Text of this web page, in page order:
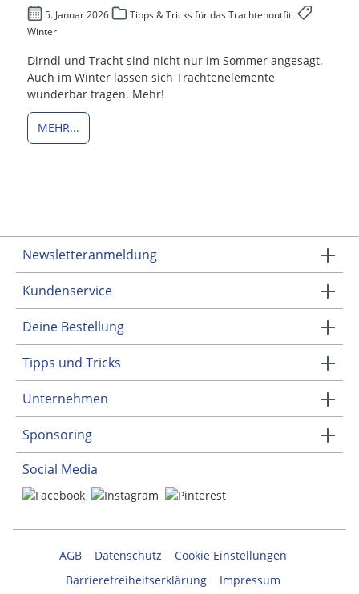
5. Januar 2026
Tipps & Tricks für das Trachtenoutfit
Winter
Dirndl und Tracht sind nicht nur im Sommer angesagt.
Auch im Winter lassen sich Trachtenelemente
wunderbar tragen. Mehr!
MEHR...
Newsletteranmeldung
Kundenservice
Deine Bestellung
Tipps und Tricks
Unternehmen
Sponsoring
Social Media
AGB Datenschutz
Cookie Einstellungen
Barrierefreiheitserklärung
Impressum